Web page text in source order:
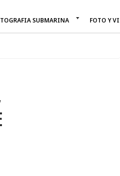
SUBMARINA FOTO Y